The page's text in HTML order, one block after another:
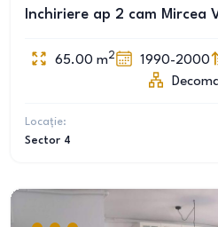
Inchiriere ap 2 cam Mircea
65.00 m2 1990-2000
Locație:
Sector 4